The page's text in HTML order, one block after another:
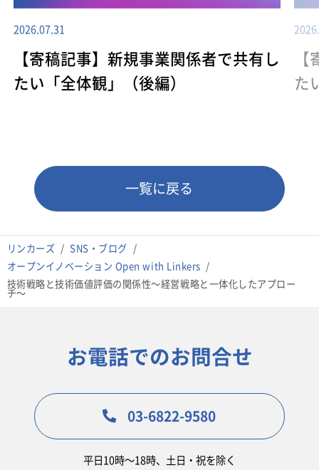
リンカーズ
SNS・ブログ
オープンイノベーション Open with Linkers
技術戦略と技術価値評価の関係性〜経営戦略と一体化したアプロー
チ〜
2026.07.31
【寄稿記事】新規事業関係者で共有し
たい「全体観」（後編）
た
一覧に戻る
お電話でのお問合せ
03-6822-9580
平日10時〜18時、土日・祝を除く